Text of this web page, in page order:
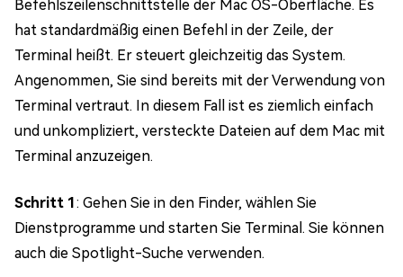
Befehlszeilenschnittstelle der Mac OS-Oberfläche. Es
hat standardmäßig einen Befehl in der Zeile, der
Terminal heißt. Er steuert gleichzeitig das System.
Angenommen, Sie sind bereits mit der Verwendung von
Terminal vertraut. In diesem Fall ist es ziemlich einfach
und unkompliziert, versteckte Dateien auf dem Mac mit
Terminal anzuzeigen.
Schritt 1: Gehen Sie in den Finder, wählen Sie
Dienstprogramme und starten Sie Terminal. Sie können
auch die Spotlight-Suche verwenden.